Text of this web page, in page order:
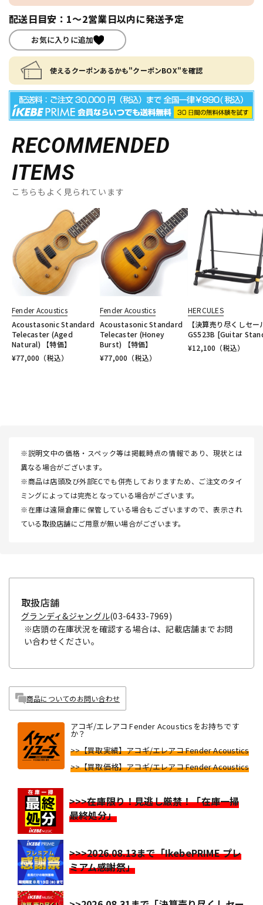
配送日目安：1～2営業日以内に発送予定
お気に入りに追加
使えるクーポンあるかも"クーポンBOX"を確認
RECOMMENDED
ITEMS
こちらもよく見られています
Fender Acoustics
Acoustasonic Standard
Telecaster (Aged
Natural) 【特価】
¥77,000 （税込）
Fender Acoustics
Acoustasonic Standard
Telecaster (Honey
Burst) 【特価】
¥77,000 （税込）
HERCULES
【決算売り尽くしセー
GS523B [Guitar
¥12,100 （税込）
※説明文中の価格・スペック等は掲載時点の情報であり、現状とは
異なる場合がございます。
※商品は店頭及び外部ECでも併売しておりますため、ご注文のタイ
ミングによっては完売となっている場合がございます。
※在庫は遠隔倉庫に保管している場合もございますので、表示され
ている取扱店舗にご用意が無い場合がございます。
取扱店舗
グランディ&ジャングル(03-6433-7969)
※店頭の在庫状況を確認する場合は、記載店舗までお問
い合わせください。
商品についてのお問い合わせ
アコギ/エレアコ Fender Acousticsをお持ちです
か？
>>【買取実績】アコギ/エレアコ Fender Acoustics
>>【買取価格】アコギ/エレアコ Fender Acoustics
>>>在庫限り！見逃し厳禁！「在庫一掃
最終処分」
>>>2026.08.13まで「IkebePRIME プレ
ミアム感謝祭」